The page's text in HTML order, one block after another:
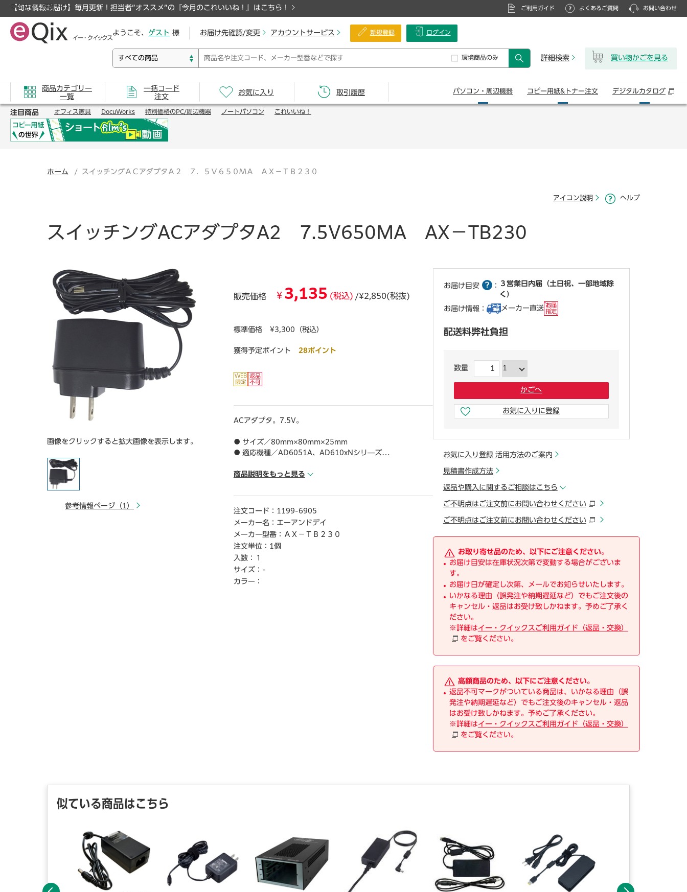
【旬な情報お届け】毎月更新！担当者”オススメ”の『今月のこれいいね！』はこちら！ ご利用ガイド よくあるご質問 お問い合わせ
のオフィス通販サイト
ようこそ、 ゲスト 様 お届け先確認/変更 アカウントサービス 新規登録 ログイン
環境商品のみ
検索
詳細検索 買い物かごを見る
商品カテゴリー
一覧
一括コード
注文
お気に入り 取引履歴 パソコン・ 周辺機器 コピー用紙& トナー注文 デジタルカタログ
注目商品 オフィス家具 DocuWorks 特別価格のPC/周辺機器 ノートパソコン これいいね！
ホーム スイッチングＡＣアダプタＡ２ ７．５Ｖ６５０ＭＡ ＡＸ－ＴＢ２３０
アイコン説明 ヘルプ
スイッチングACアダプタA2 7.5V650MA AX－TB230
画像をクリックすると拡大画像を表示します。
参考情報ページ（1）
販売価格 ¥ 3,135 (税込) /¥2,850(税抜)
標準価格 ¥3,300（税込）
獲得予定ポイント 28ポイント
ACアダプタ。7.5V。
● サイズ／80mm×80mm×25mm
● 適応機種／AD6051A、AD610xNシリ―ズ
【ご注意事項】
※商品仕様につきましては、参考情報ペ―ジにてご確認くだ
さい。
※仕入先直送品のため、在庫状況により上記お届け目安にて
※詳細納期をご確認されたい場合は、0120－812－069まで
ご連絡ください。（お問い合わせ受付時間）月曜日～金曜日9
時から18時30分（祝日を除く）
商品説明をもっと見る
注文コード： 1199-6905
メーカー名： エーアンドデイ
メーカー型番： ＡＸ－ＴＢ２３０
注文単位： 1個
入数：
１
サイズ： -
カラー：
お届け目安 ：
３営業日内届（土日祝、一部地域除
く）
お届け情報：
メーカー直送
配送料弊社負担
数量
かごへ
お気に入りに登録
お気に入り登録 活用方法のご案内
見積書作成方法
返品や購入に関するご相談はこちら
ご不明点はご注文前にお問い合わせください
ご不明点はご注文前にお問い合わせください
お取り寄せ品のため、以下にご注意ください。
お届け目安は在庫状況次第で変動する場合がございま
す。
お届け日が確定し次第、メールでお知らせいたします。
いかなる理由（誤発注や納期遅延など）でもご注文後の
キャンセル・返品はお受け致しかねます。予めご了承く
ださい。
※詳細はイー・クイックスご利用ガイド（返品・交換）
をご覧ください。
高額商品のため、以下にご注意ください。
返品不可マークがついている商品は、いかなる理由（誤
発注や納期遅延など）でもご注文後のキャンセル・返品
はお受け致しかねます。予めご了承ください。
※詳細はイー・クイックスご利用ガイド（返品・交換）
をご覧ください。
似ている商品はこちら